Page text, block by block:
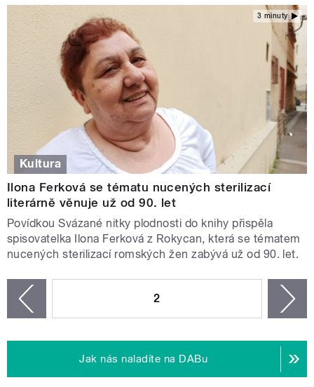
3 minuty
Kultura
Ilona Ferková se tématu nucených sterilizací
literárně věnuje už od 90. let
Povídkou Svázané nitky plodnosti do knihy přispěla
spisovatelka Ilona Ferková z Rokycan, která se tématem
nucených sterilizací romských žen zabývá už od 90. let.
2
Jak nás naladíte na DABu